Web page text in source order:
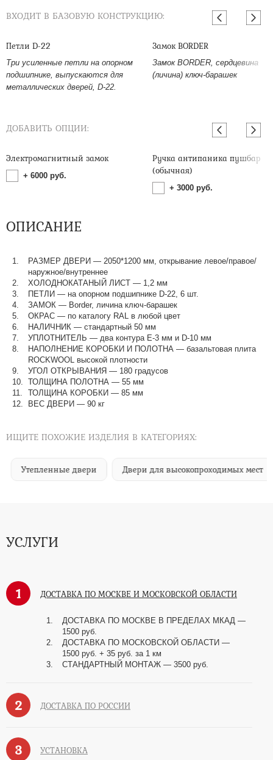
ВХОДИТ В БАЗОВУЮ КОНСТРУКЦИЮ:
Петли D-22
Три усиленные петли на опорном
подшипнике, выпускаются для
металлических дверей, D-22.
Замок BORDER
Замок BORDER, сердцевина
(личина) ключ-барашек
ДОБАВИТЬ ОПЦИИ:
Электромагнитный замок
+ 6000 руб.
Ручка антипаника пушбар
(обычная)
+ 3000 руб.
ОПИСАНИЕ
РАЗМЕР ДВЕРИ — 2050*1200 мм, открывание левое/правое/
наружное/внутреннее
ХОЛОДНОКАТАНЫЙ ЛИСТ — 1,2 мм
ПЕТЛИ — на опорном подшипнике D-22, 6 шт.
ЗАМОК — Border, личина ключ-барашек
ОКРАС — по каталогу RAL в любой цвет​​​​​​​
НАЛИЧНИК — стандартный 50 мм
УПЛОТНИТЕЛЬ — два контура Е-3 мм и D-10 мм
НАПОЛНЕНИЕ КОРОБКИ И ПОЛОТНА — базальтовая плита
ROCKWOOL высокой плотности
УГОЛ ОТКРЫВАНИЯ — 180 градусов
ТОЛЩИНА ПОЛОТНА — 55 мм
ТОЛЩИНА КОРОБКИ — 85 мм
ВЕС ДВЕРИ — 90 кг
ИЩИТЕ ПОХОЖИЕ ИЗДЕЛИЯ В КАТЕГОРИЯХ:
Утепленные двери Двери для высокопроходимых мест
УСЛУГИ
1 ДОСТАВКА ПО МОСКВЕ И МОСКОВСКОЙ ОБЛАСТИ
ДОСТАВКА ПО МОСКВЕ В ПРЕДЕЛАХ МКАД —
1500 руб.
ДОСТАВКА ПО МОСКОВСКОЙ ОБЛАСТИ —
1500 руб. + 35 руб. за 1 км
СТАНДАРТНЫЙ МОНТАЖ — 3500 руб.
2 ДОСТАВКА ПО РОССИИ
3 УСТАНОВКА